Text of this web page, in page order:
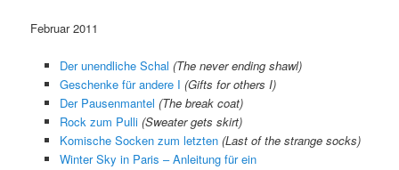
Februar 2011
Der unendliche Schal (The never ending shawl)
Geschenke für andere I (Gifts for others I)
Der Pausenmantel (The break coat)
Rock zum Pulli (Sweater gets skirt)
Komische Socken zum letzten (Last of the strange socks)
Winter Sky in Paris – Anleitung für ein